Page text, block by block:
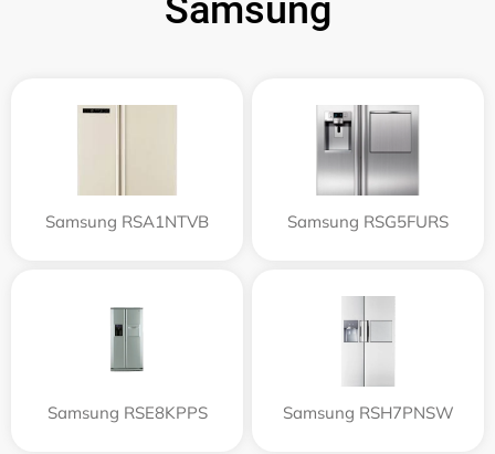
Samsung
Samsung RSA1NTVB Samsung RSG5FURS
Samsung RSE8KPPS Samsung RSH7PNSW